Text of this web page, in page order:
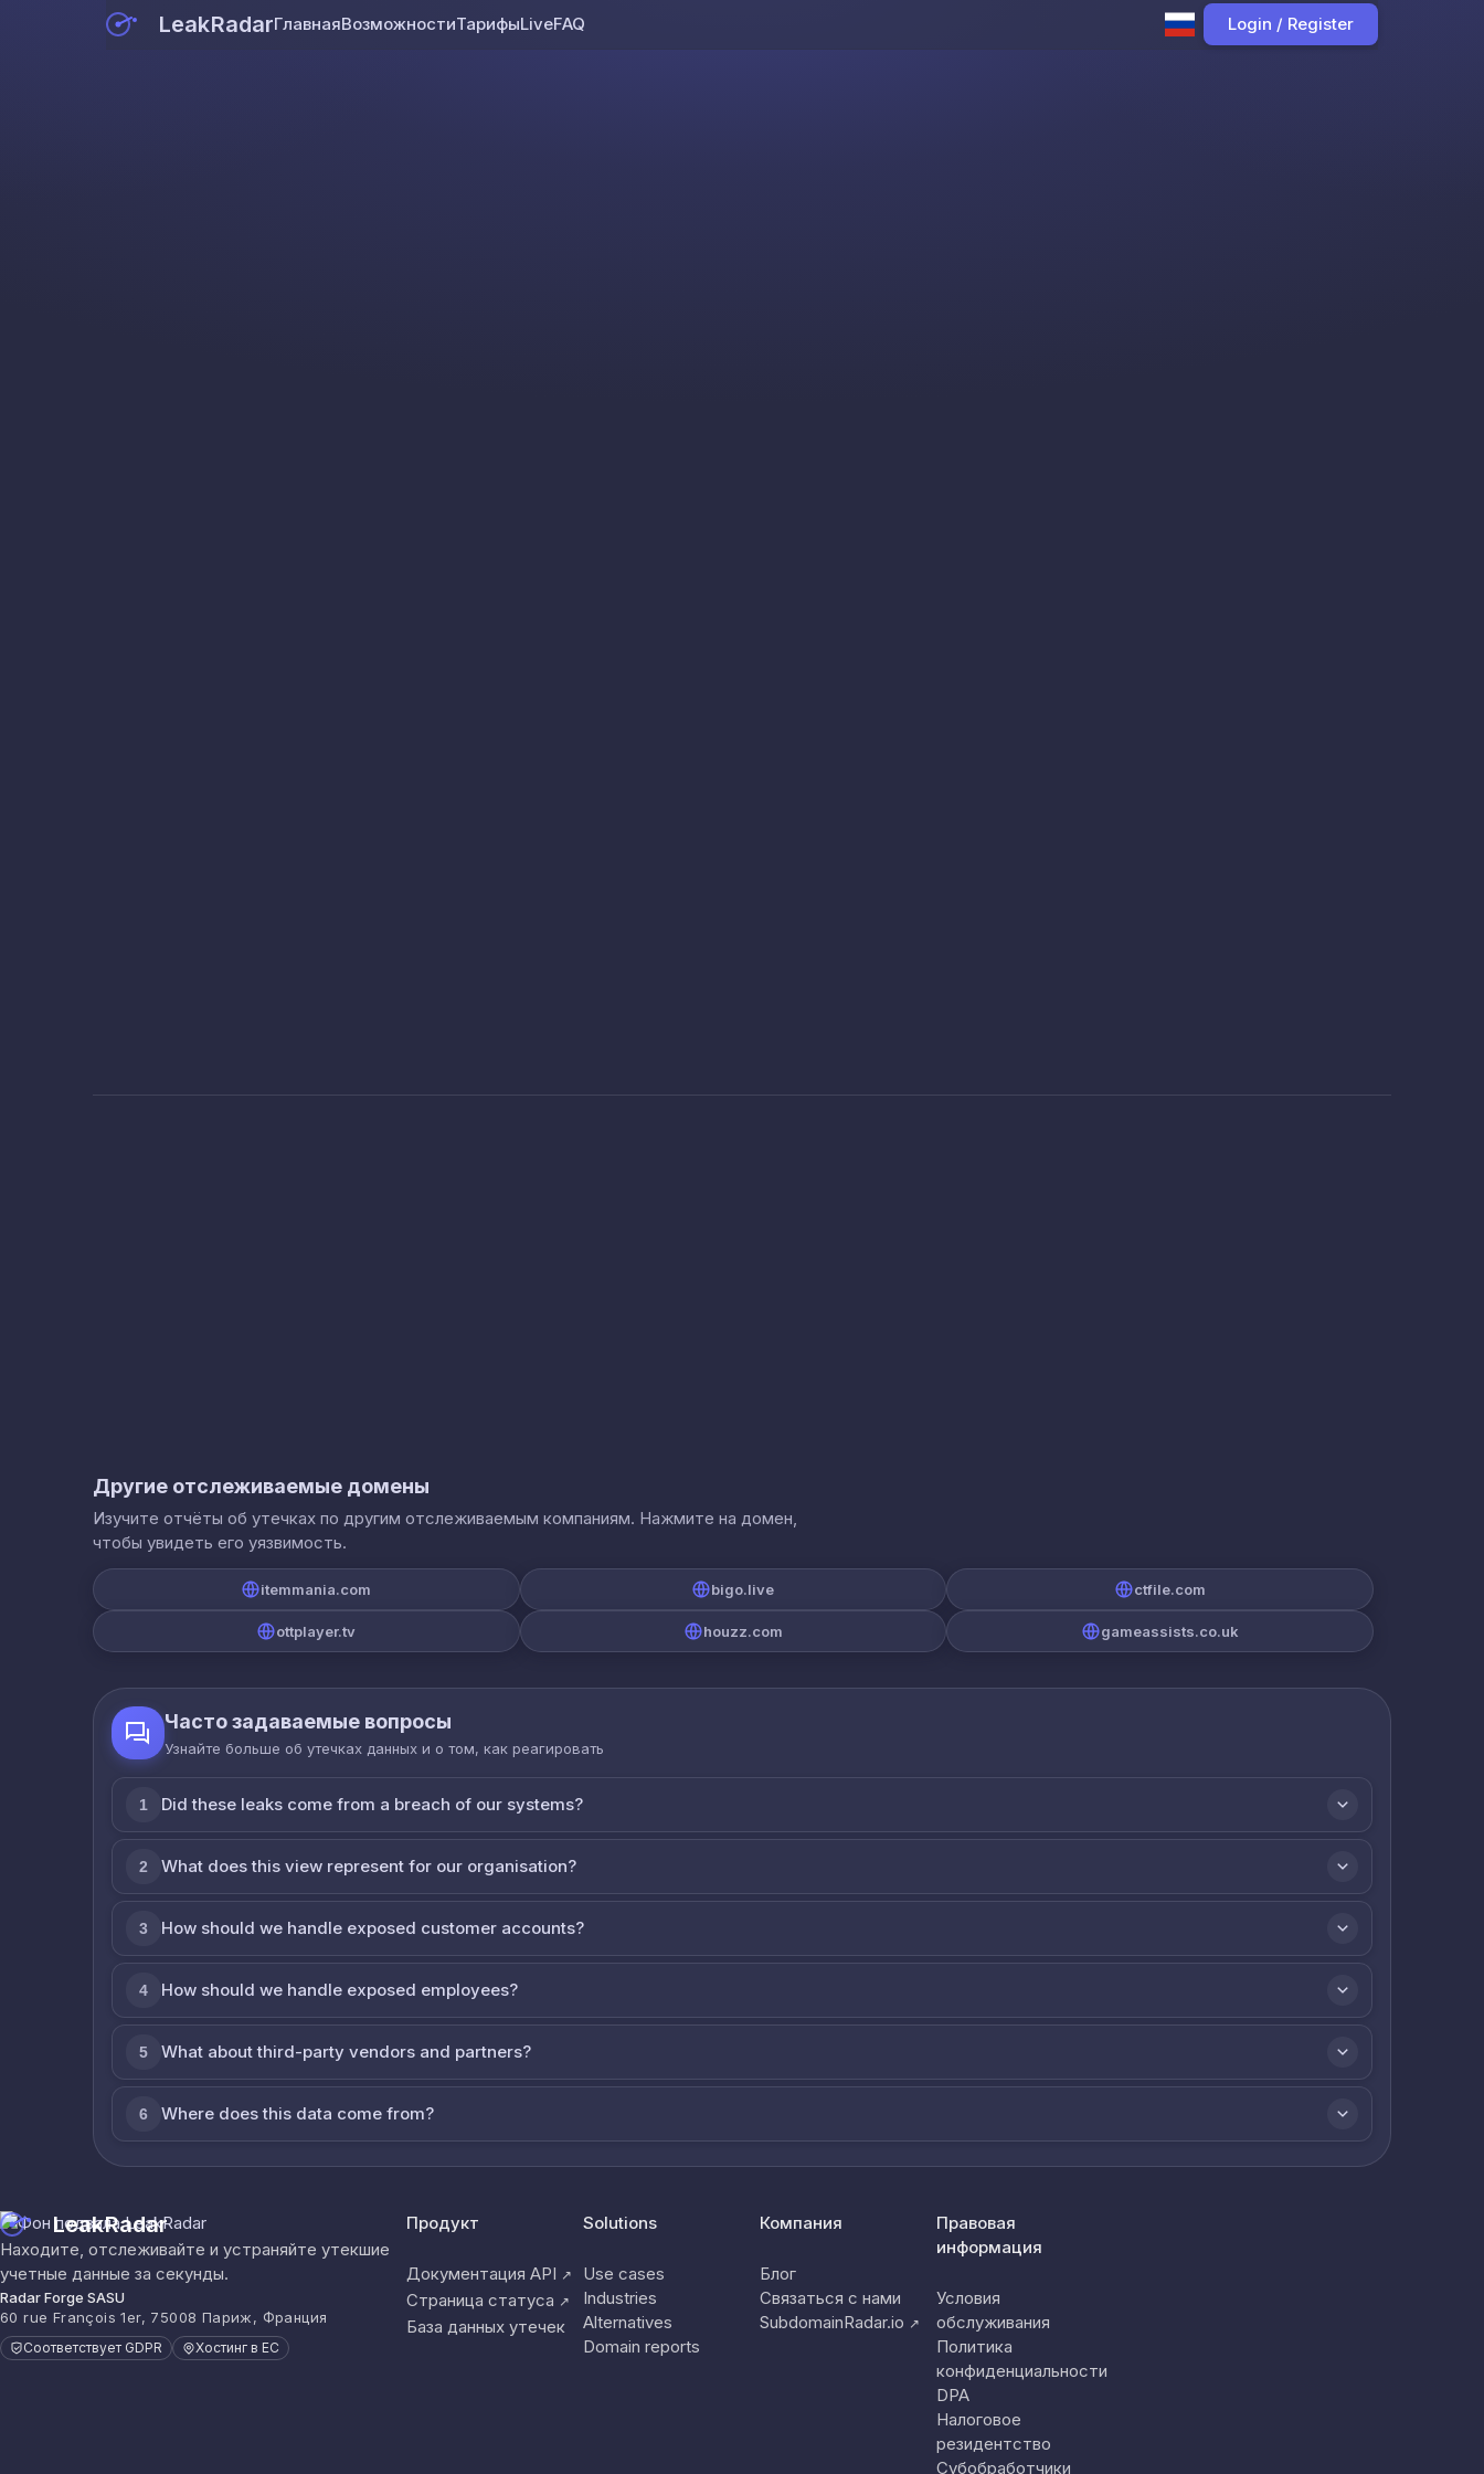
LeakRadarГлавнаяВозможностиТарифыLiveFAQ Login / Register
Другие отслеживаемые домены
Изучите отчёты об утечках по другим отслеживаемым компаниям. Нажмите на домен,
чтобы увидеть его уязвимость.
itemmania.com bigo.live ctfile.com
ottplayer.tv houzz.com gameassists.co.uk
Часто задаваемые вопросы
Узнайте больше об утечках данных и о том, как реагировать
1 Did these leaks come from a breach of our systems?
2 What does this view represent for our organisation?
3 How should we handle exposed customer accounts?
4 How should we handle exposed employees?
5 What about third-party vendors and partners?
6 Where does this data come from?
LeakRadar
Находите, отслеживайте и устраняйте утекшие
учетные данные за секунды.
Radar Forge SASU
60 rue François 1er, 75008 Париж, Франция
Соответствует GDPR Хостинг в ЕС
Продукт
Документация API ↗
Страница статуса ↗
База данных утечек
Solutions
Use cases
Industries
Alternatives
Domain reports
Компания
Блог
Связаться с нами
SubdomainRadar.io ↗
Правовая
информация
Условия
обслуживания
Политика
конфиденциальности
DPA
Налоговое
резидентство
Субобработчики